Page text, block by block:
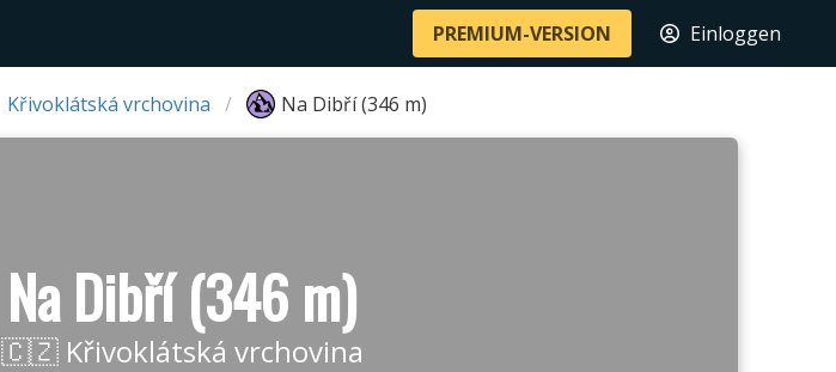
PREMIUM-VERSION Einloggen
Křivoklátská vrchovina Na Dibří (346 m)
Na Dibří (346 m)
🇨🇿 Křivoklátská vrchovina